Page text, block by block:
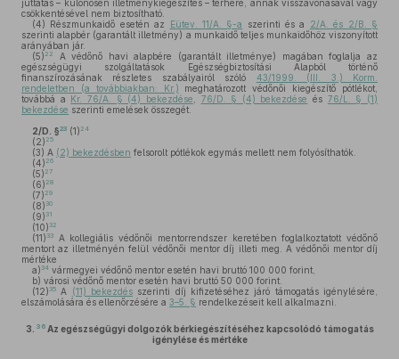
juttatás – különösen illetménykiegészítés – terhére, annak visszavonásával vagy
csökkentésével nem biztosítható.
(4) Részmunkaidő esetén az Eütev. 11/A. §-a szerinti és a 2/A. és 2/B. §
szerinti alapbér (garantált illetmény) a munkaidő teljes munkaidőhöz viszonyított
arányában jár.
(5) 22
A védőnő havi alapbére (garantált illetménye) magában foglalja az
egészségügyi szolgáltatások Egészségbiztosítási Alapból történő
finanszírozásának részletes szabályairól szóló 43/1999. (III. 3.) Korm.
rendeletben (a továbbiakban: Kr.) meghatározott védőnői kiegészítő pótlékot,
továbbá a Kr. 76/A. § (4) bekezdése 76/D. § (4) bekezdése és 76/L. § (1)
bekezdése szerinti emelések összegét.
2/D. §23 (1) 24
(2) 25
(3) A (2) bekezdésben felsorolt pótlékok egymás mellett nem folyósíthatók.
(4) 26
(5) 27
(6) 28
(7) 29
(8) 30
(9) 31
(10) 32
(11) 33
A kollegiális védőnői mentorrendszer keretében foglalkoztatott védőnő
mentort az illetményén felül védőnői mentor díj illeti meg. A védőnői mentor díj
mértéke
a) 34 vármegyei védőnő mentor esetén havi bruttó 100 000 forint,
b) városi védőnő mentor esetén havi bruttó 50 000 forint.
(12) 35 A (11) bekezdés szerinti díj kifizetéséhez járó támogatás igénylésére,
elszámolására és ellenőrzésére a 3–5. § rendelkezéseit kell alkalmazni.
3. 36Az egészségügyi dolgozók bérkiegészítéséhez kapcsolódó támogatás
igénylése és mértéke